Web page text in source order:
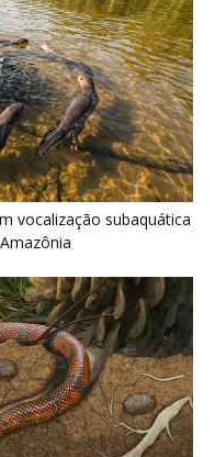
mirim reescreve a
é descoberta em florestas